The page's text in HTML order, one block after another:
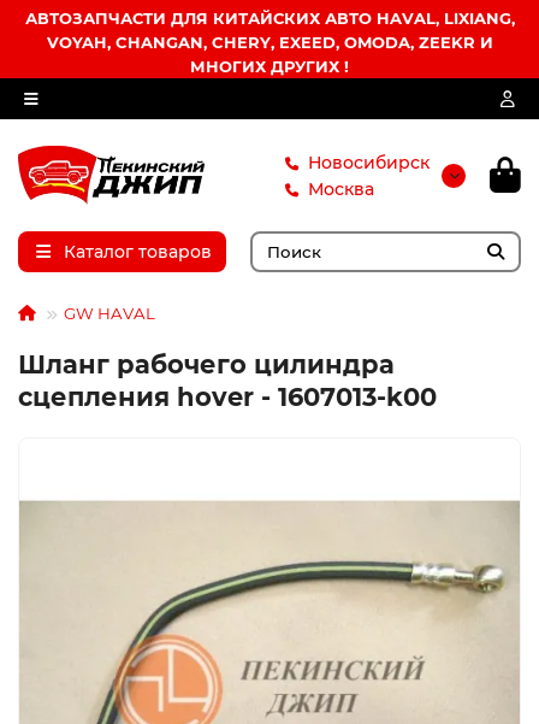
АВТОЗАПЧАСТИ ДЛЯ КИТАЙСКИХ АВТО HAVAL, LIXIANG,
VOYAH, CHANGAN, CHERY, EXEED, OMODA, ZEEKR И
МНОГИХ ДРУГИХ !
Новосибирск
Москва
Каталог товаров
GW HAVAL
Шланг рабочего цилиндра
сцепления hover - 1607013-k00